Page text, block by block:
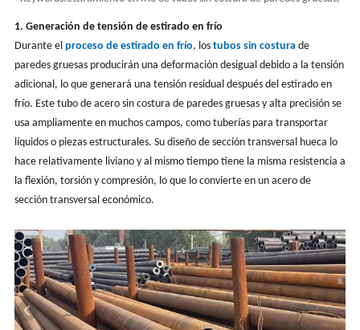
causas y control de la tensión residua
1. Generación de tensión de estirado en frío
Durante el proceso de estirado en frío, los tubos sin costurade
paredes gruesas producirán una deformación desigual debido a la tensión
adicional, lo que generará una tensión residual después del estirado en
frío. Este tubo de acero sin costura de paredes gruesas y alta precisión se
usa ampliamente en muchos campos, como tuberías para transportar
líquidos o piezas estructurales. Su diseño de sección transversal hueca lo
hace relativamente liviano y al mismo tiempo tiene la misma resistencia a
la flexión, torsión y compresión, lo que lo convierte en un acero de
sección transversal económico.